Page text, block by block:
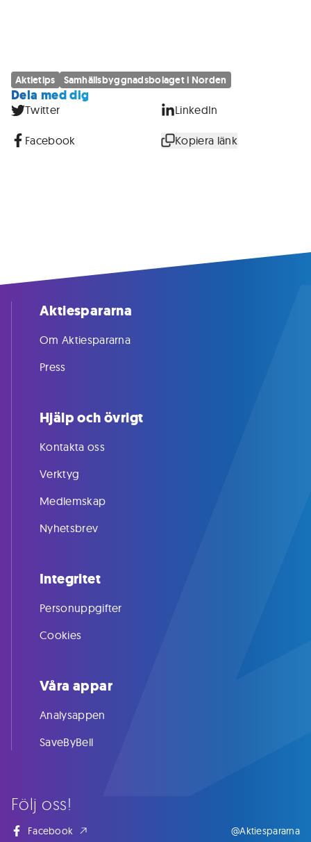
Aktietips Samhällsbyggnadsbolaget i Norden
Dela med dig
Twitter LinkedIn
Facebook Kopiera länk
Följ oss!
Facebook @Aktiespararna
Aktiespararna
Om Aktiespararna
Press
Hjälp och övrigt
Kontakta oss
Verktyg
Medlemskap
Nyhetsbrev
Integritet
Personuppgifter
Cookies
Våra appar
Analysappen
SaveByBell